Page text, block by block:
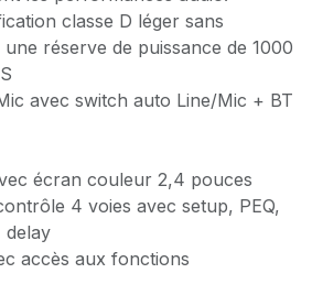
classe D léger sans
réserve de puissance de 1000
avec switch auto Line/Mic + BT
écran couleur 2,4 pouces
4 voies avec setup, PEQ,
delay
accès aux fonctions